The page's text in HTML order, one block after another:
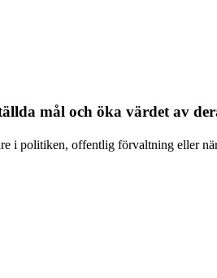
mål och öka värdet av
i politiken, offentlig förvaltning eller